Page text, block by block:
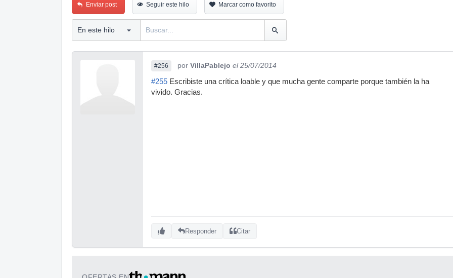
Enviar post Seguir este hilo Marcar como favorito
#256 por VillaPablejo el 25/07/2014
#255 Escribiste una crítica loable y que mucha gente comparte porque también la ha
vivido. Gracias.
Responder Citar